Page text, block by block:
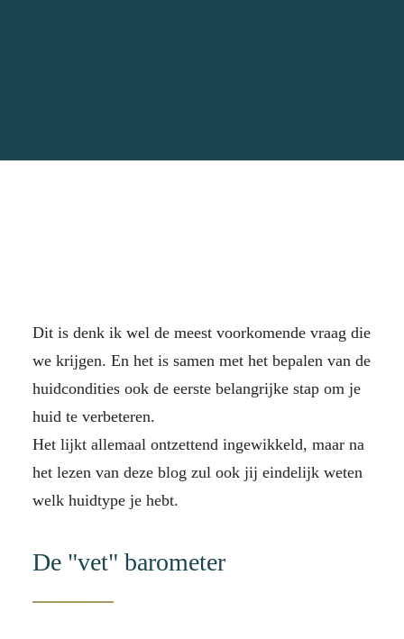
Dit is denk ik wel de meest voorkomende vraag die
we krijgen. En het is samen met het bepalen van de
huidcondities ook de eerste belangrijke stap om je
huid te verbeteren.
Het lijkt allemaal ontzettend ingewikkeld, maar na
het lezen van deze blog zul ook jij eindelijk weten
welk huidtype je hebt.
De "vet" barometer